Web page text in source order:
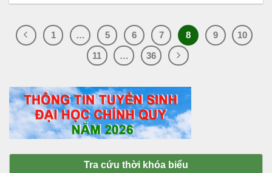
1 … 5 6 7 8 9
10
11
… 36
Tra cứu thời khóa biểu